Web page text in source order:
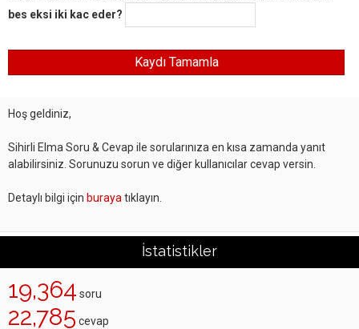
bes eksi iki kac eder?
Hoş geldiniz,
Sihirli Elma Soru & Cevap ile sorularınıza en kısa zamanda yanıt
alabilirsiniz. Sorunuzu sorun ve diğer kullanıcılar cevap versin.
Detaylı bilgi için buraya tıklayın.
İstatistikler
19,364 soru
22,785 cevap